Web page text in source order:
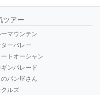
ツアー
マウンテン
ーバレー
トオーシャン
ンパレード
パン屋さん
クルズ